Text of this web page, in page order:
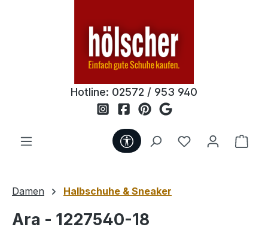
Hotline: 02572 / 953 940
Werkzeugleiste anzeigen
Du hast 0
Damen Halbschuhe & Sneaker
Ara - 1227540-18